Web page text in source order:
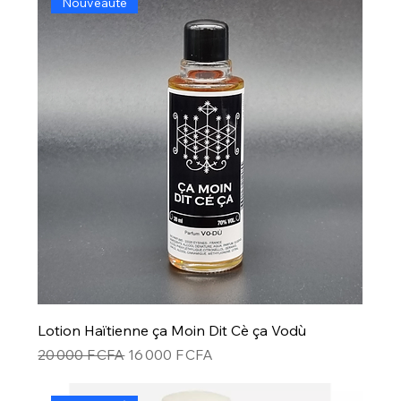
Lotion Haïtienne ça Moin Dit Cè ça Vodù
Prix original
20 000 F CFA Prix promotionnel
16 000 F CFA